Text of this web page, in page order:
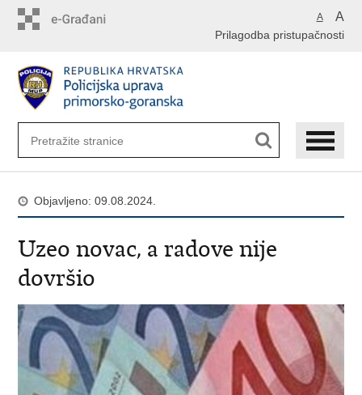
A A
Prilagodba pristupačnosti
Objavljeno: 09.08.2024.
Uzeo novac, a radove nije
dovršio